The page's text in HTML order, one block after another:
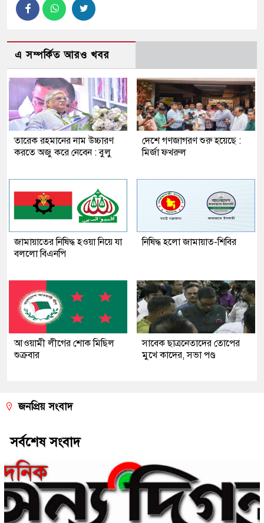
এ সম্পর্কিত আরও খবর
তারেক রহমানের নাম উচ্চারণ
করতে অজু করে নেবেন : বুলু
দেশে গণজাগরণ শুরু হয়েছে :
মির্জা ফখরুল
জামায়াতের নিষিদ্ধ হওয়া নিয়ে যা
বললো বিএনপি
নিষিদ্ধ হলো জামায়াত-শিবির
আওয়ামী লীগের শোক মিছিল
শুক্রবার
সাবেক ছাত্রনেতাদের তোপের
মুখে কাদের, সভা পণ্ড
জনপ্রিয় সংবাদ
সর্বশেষ সংবাদ